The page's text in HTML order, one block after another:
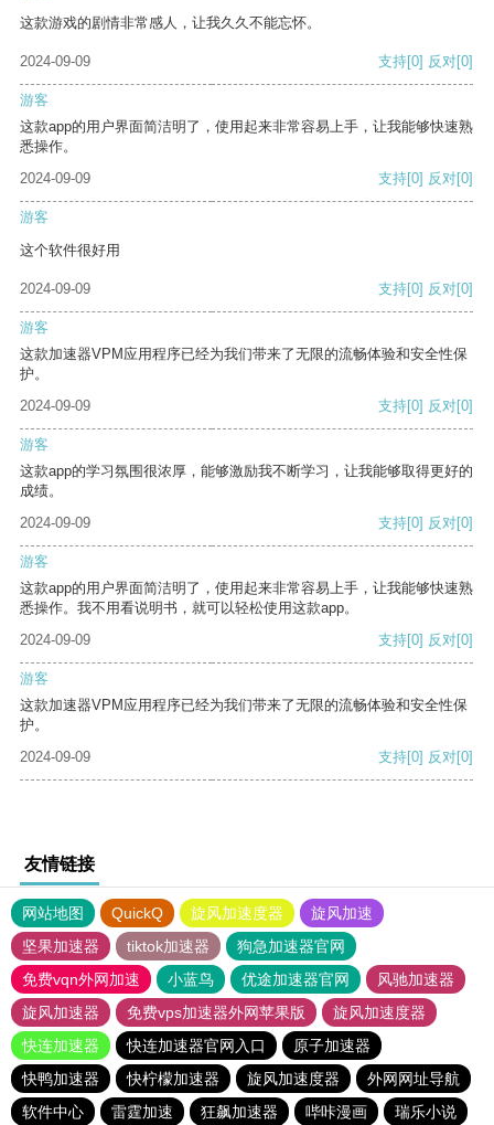
这款游戏的剧情非常感人，让我久久不能忘怀。
2024-09-09 支持[0] 反对[0]
游客
这款app的用户界面简洁明了，使用起来非常容易上手，让我能够快速熟
悉操作。
2024-09-09
支持[0] 反对[0]
游客
这个软件很好用
2024-09-09 支持[0] 反对[0]
游客
这款加速器VPM应用程序已经为我们带来了无限的流畅体验和安全性保
护。
2024-09-09
支持[0] 反对[0]
游客
这款app的学习氛围很浓厚，能够激励我不断学习，让我能够取得更好的
成绩。
2024-09-09
支持[0] 反对[0]
游客
这款app的用户界面简洁明了，使用起来非常容易上手，让我能够快速熟
悉操作。我不用看说明书，就可以轻松使用这款app。
2024-09-09
支持[0] 反对[0]
游客
这款加速器VPM应用程序已经为我们带来了无限的流畅体验和安全性保
护。
2024-09-09
支持[0] 反对[0]
友情链接
网站地图 QuickQ 旋风加速度器
旋风加速
坚果加速器
tiktok加速器
狗急加速器官网
免费vqn外网加速
小蓝鸟 优途加速器官网
风驰加速器
旋风加速器
免费vps加速器外网苹果版
旋风加速度器
快连加速器
快连加速器官网入口
原子加速器
快鸭加速器
快柠檬加速器 旋风加速度器
外网网址导航
软件中心
雷霆加速 狂飙加速器 哔咔漫画 瑞乐小说